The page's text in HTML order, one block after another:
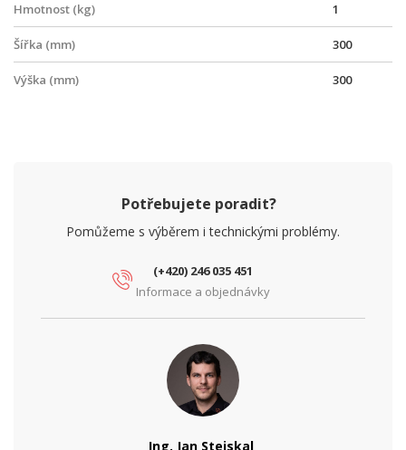
Hmotnost (kg) 1
Šířka (mm) 300
Výška (mm) 300
Potřebujete poradit?
Pomůžeme s výběrem i technickými problémy.
(+420) 246 035 451
Informace a objednávky
Ing. Jan Stejskal